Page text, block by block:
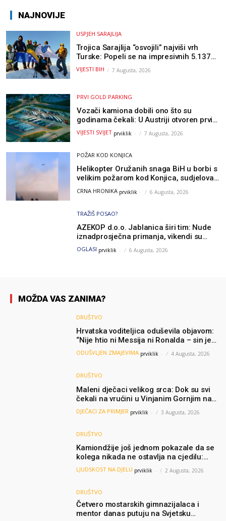
NAJNOVIJE
USPJEH SARAJLIJA
Trojica Sarajlija “osvojili” najviši vrh
Turske: Popeli se na impresivnih 5.137
metara
VIJESTI BIH 7 Augusta, 2026
PRVI GOLD PARKING
Vozači kamiona dobili ono što su
godinama čekali: U Austriji otvoren prvi
GOLD sigurni parking
VIJESTI SVIJET prviklik - 7 Augusta, 2026
POŽAR KOD KONJICA
Helikopter Oružanih snaga BiH u borbi s
velikim požarom kod Konjica, sudjelovao
i Air Tractor
CRNA HRONIKA prviklik - 6 Augusta, 2026
TRAŽIŠ POSAO?
AZEKOP d.o.o. Jablanica širi tim: Nude
iznadprosječna primanja, vikendi su
slobodni, traži se više radnika
OGLASI prviklik - 6 Augusta, 2026
MOŽDA VAS ZANIMA?
DRUŠTVO
Hrvatska voditeljica oduševila objavom:
“Nije htio ni Messija ni Ronalda – sin je
želio samo dres Bosne”
ODUŠVLJEN ZMAJEVIMA prviklik - 4 Augusta, 2026
DRUŠTVO
Maleni dječaci velikog srca: Dok su svi
čekali na vrućini u Vinjanim Gornjim na
granici, Ljubi i Šime su dijelili vodu
putnicima
DJEČACI ZA PRIMJER prviklik - 3 Augusta, 2026
DRUŠTVO
Kamiondžije još jednom pokazale da se
kolega nikada ne ostavlja na cjedilu:
Priča iz Hamburga dirnula mnoge
LJUDSKOST NA DJELU prviklik - 2 Augusta, 2026
DRUŠTVO
Četvero mostarskih gimnazijalaca i
mentor danas putuju na Svjetsku